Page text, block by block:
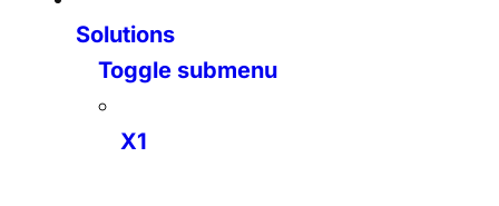
Solutions
Toggle submenu
X1